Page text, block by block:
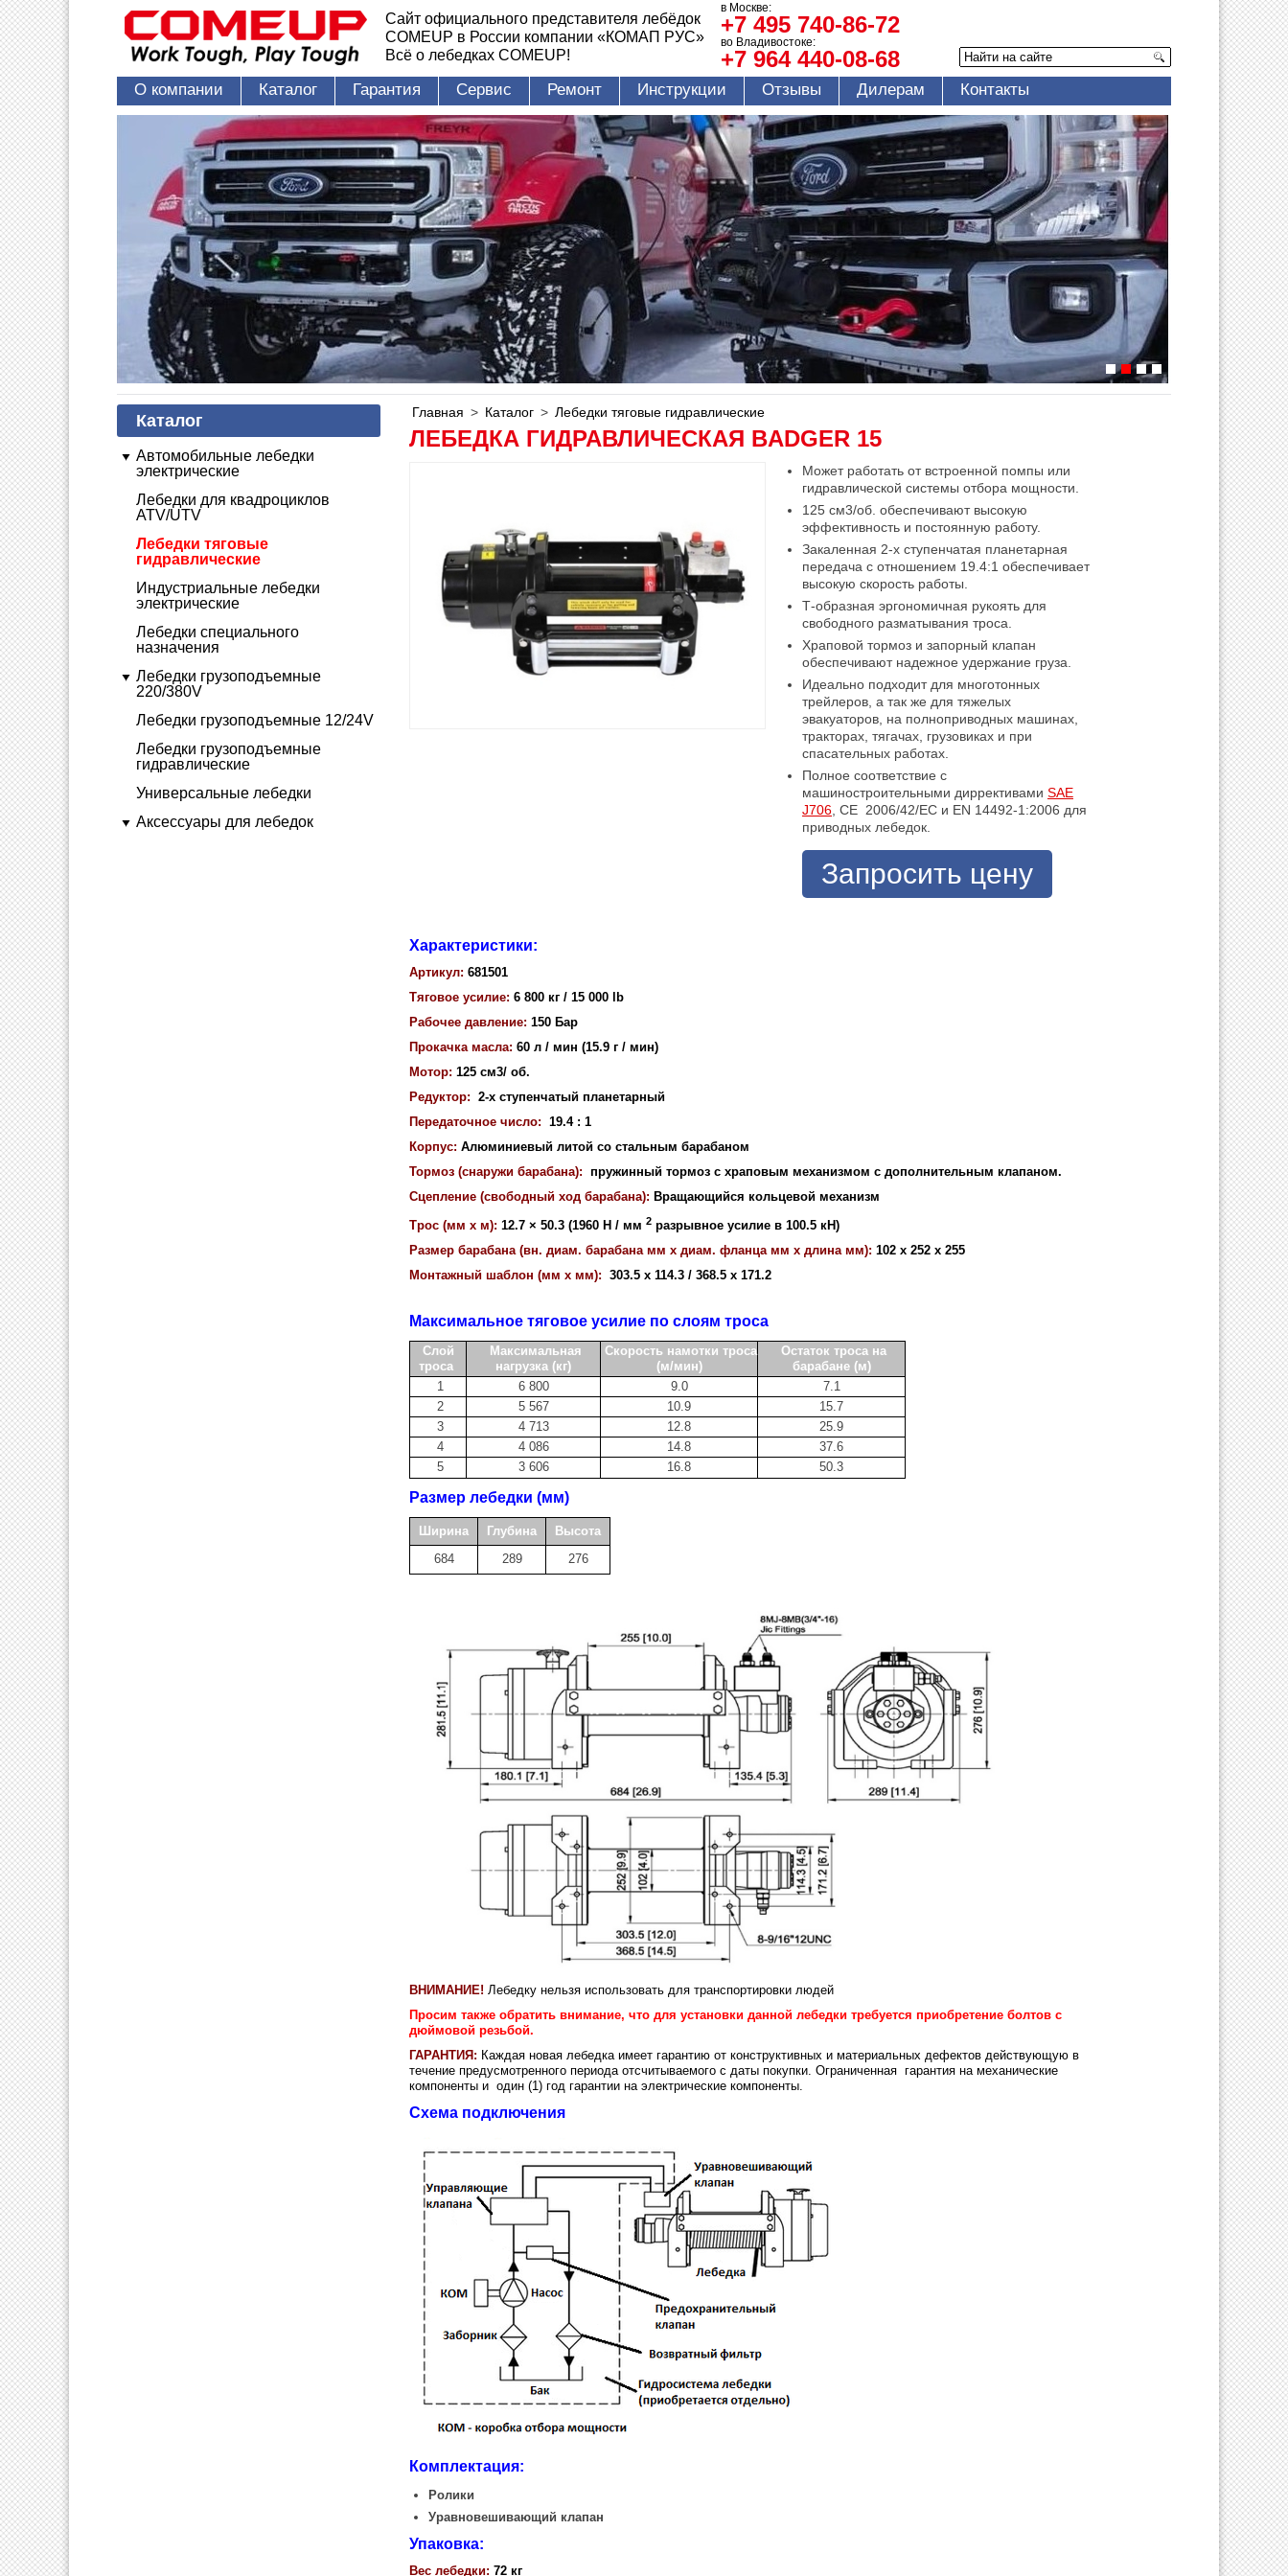
Сайт официального представителя лебёдок
COMEUP в России компании «КОМАП РУС»
Всё о лебедках COMEUP!
в Москве:
+7 495 740-86-72
во Владивостоке:
+7 964 440-08-68
О компании Каталог Гарантия Сервис Ремонт Инструкции Отзывы Дилерам Контакты
Каталог
Автомобильные лебедки
электрические
Лебедки для квадроциклов
ATV/UTV
Лебедки тяговые
гидравлические
Индустриальные лебедки
электрические
Лебедки специального
назначения
Лебедки грузоподъемные
220/380V
Лебедки грузоподъемные 12/24V
Лебедки грузоподъемные
гидравлические
Универсальные лебедки
Аксессуары для лебедок
Главная > Каталог > Лебедки тяговые гидравлические
ЛЕБЕДКА ГИДРАВЛИЧЕСКАЯ BADGER 15
Может работать от встроенной помпы или
гидравлической системы отбора мощности.
125 см3/об. обеспечивают высокую
эффективность и постоянную работу.
Закаленная 2-х ступенчатая планетарная
передача с отношением 19.4:1 обеспечивает
высокую скорость работы.
Т-образная эргономичная рукоять для
свободного разматывания троса.
Храповой тормоз и запорный клапан
обеспечивают надежное удержание груза.
Идеально подходит для многотонных
трейлеров, а так же для тяжелых
эвакуаторов, на полноприводных машинах,
тракторах, тягачах, грузовиках и при
спасательных работах.
Полное соответствие с
машиностроительными диррективами SAE
J706 , CE 2006/42/EC и EN 14492-1:2006 для
приводных лебедок.
Запросить цену
Характеристики:
Артикул: 681501
Тяговое усилие: 6 800 кг / 15 000 lb
Рабочее давление: 150 Бар
Прокачка масла: 60 л / мин (15.9 г / мин)
Мотор: 125 см3/ об.
Редуктор: 2-х ступенчатый планетарный
Передаточное число: 19.4 : 1
Корпус: Алюминиевый литой со стальным барабаном
Тормоз (снаружи барабана): пружинный тормоз с храповым механизмом с дополнительным клапаном.
Сцепление (свободный ход барабана): Вращающийся кольцевой механизм
Трос (мм x м): 12.7 × 50.3 (1960 Н / мм 2 разрывное усилие в 100.5 кН)
Размер барабана (вн. диам. барабана мм x диам. фланца мм х длина мм): 102 x 252 х 255
Монтажный шаблон (мм x мм): 303.5 x 114.3 / 368.5 x 171.2
Максимальное тяговое усилие по слоям троса
Слой
троса
Максимальная
нагрузка (кг)
Скорость намотки троса
(м/мин)
Остаток троса на
барабане (м)
1
6 800 9.0
7.1
2
5 567 10.9
15.7
3
4 713 12.8
25.9
4
4 086 14.8
37.6
5
3 606 16.8 50.3
Размер лебедки (мм)
Ширина Глубина
Высота
684
289 276
ВНИМАНИЕ! Лебедку нельзя использовать для транспортировки людей
Просим также обратить внимание, что для установки данной лебедки требуется приобретение болтов с
дюймовой резьбой.
ГАРАНТИЯ: Каждая новая лебедка имеет гарантию от конструктивных и материальных дефектов действующую в
течение предусмотренного периода отсчитываемого с даты покупки. Ограниченная гарантия на механические
компоненты и один (1) год гарантии на электрические компоненты.
Схема подключения
Комплектация:
Ролики
Уравновешивающий клапан
Упаковка:
Вес лебедки: 72 кг